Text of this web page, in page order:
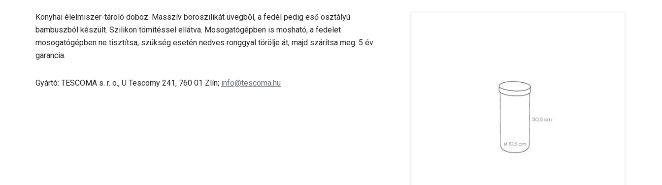
Konyhai élelmiszer-tároló doboz. Masszív boroszilikát üvegből, a fedél pedig eső osztályú
bambuszból készült. Szilikon tömítéssel ellátva. Mosogatógépben is mosható, a fedelet
mosogatógépben ne tisztítsa, szükség esetén nedves ronggyal törölje át, majd szárítsa meg. 5 év
garancia.
Gyártó: TESCOMA s. r. o., U Tescomy 241, 760 01 Zlín; info@tescoma.hu